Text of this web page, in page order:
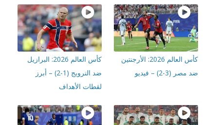
كأس العالم 2026: الأرجنتين
(3-2) – فيديو
كأس العالم 2026: البرازيل
ضد النرويج (1-2) – أبرز
لقطات الأهداف